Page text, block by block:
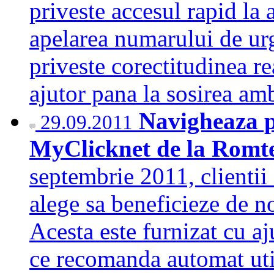
priveste accesul rapid la
apelarea numarului de
priveste corectitudinea
ajutor pana la sosirea
29.09.2011 Navigheaza
MyClicknet de la
septembrie 2011,
alege sa beneficieze de
Acesta este furnizat cu
ce recomanda automat